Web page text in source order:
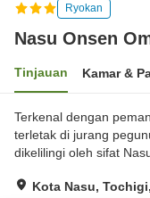
Ryokan
Nasu Onsen
Tinjauan Kamar &
Terkenal dengan
terletak di jurang
dikelilingi oleh sifat
Kota Nasu,